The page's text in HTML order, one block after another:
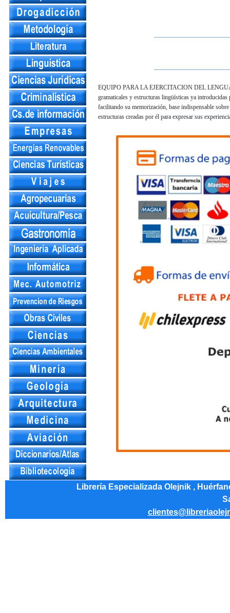
EQUIPO PARA LA EJERCITACION DEL
gramaticales y estructuras lingüísticas ya
facilitando su memorización, base indispensable
estructuras creadas por él para expresar sus
Librería Especializada Olejnik ,